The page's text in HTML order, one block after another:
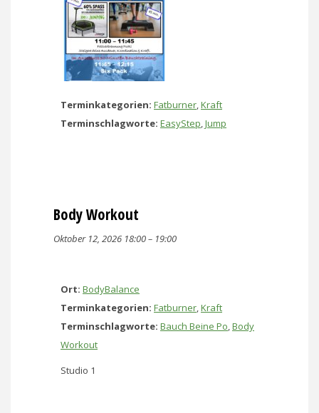
Terminkategorien: Fatburner,Kraft
Terminschlagworte: EasyStep,Jump
Body Workout
Oktober 12, 2026 18:00– 19:00
Ort: BodyBalance
Terminkategorien: Fatburner,Kraft
Terminschlagworte: Bauch Beine Po,Body
Workout
Studio 1